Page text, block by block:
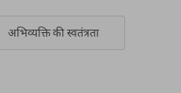
अभिव्यक्ति की स्वतंत्रता